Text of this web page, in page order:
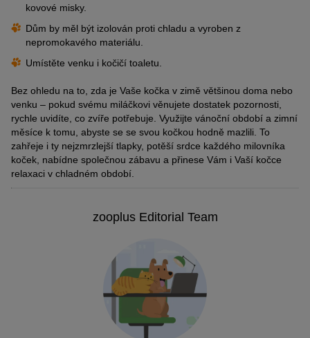
kovové misky.
Dům by měl být izolován proti chladu a vyroben z
nepromokavého materiálu.
Umístěte venku i kočičí toaletu.
Bez ohledu na to, zda je Vaše kočka v zimě většinou doma nebo
venku – pokud svému miláčkovi věnujete dostatek pozornosti,
rychle uvidíte, co zvíře potřebuje. Využijte vánoční období a zimní
měsíce k tomu, abyste se se svou kočkou hodně mazlili. To
zahřeje i ty nejzmrzlejší tlapky, potěší srdce každého milovníka
koček, nabídne společnou zábavu a přinese Vám i Vaší kočce
relaxaci v chladném období.
zooplus Editorial Team